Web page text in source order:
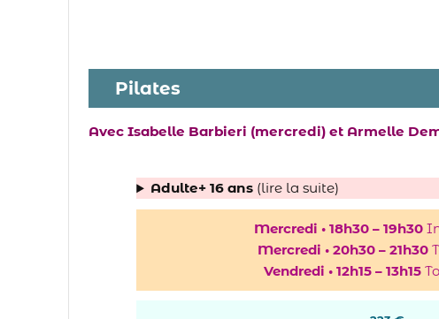
Pilates
Avec Isabelle Barbieri (mercredi) et Armelle
Adulte+ 16 ans (lire la suite)
Mercredi • 18h30 – 19h30
Mercredi • 20h30 – 21h30
Vendredi • 12h15 – 13h15